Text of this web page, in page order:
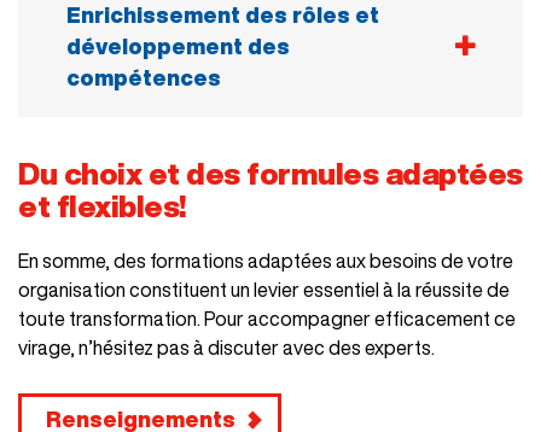
blessures.
24 avec un minimum de supervision, ce qui peut
générer un retour sur investissement (ROI)
important. Il devient donc essentiel d’impliquer
Enrichissement des rôles et
développement des
compétences
aux machines, les opérateurs peuvent obtenir
un emploi plus intéressant et gratifiant, si on leur
en donne la chance. En suivant différentes
formations, plusieurs pourront développer de
nouvelles compétences et se requalifier.
Du choix et des formules adaptées
et flexibles!
En somme, des formations adaptées aux besoins de votre
organisation constituent un levier essentiel à la réussite de
toute transformation. Pour accompagner efficacement ce
virage, n’hésitez pas à discuter avec des experts.
Renseignements